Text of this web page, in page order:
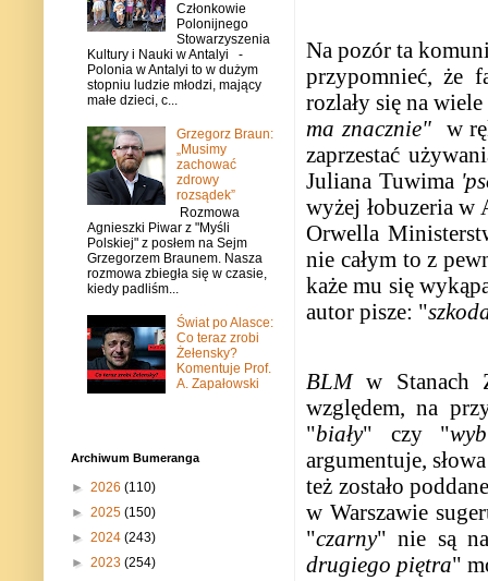
Na pozór ta
przypomnieć, że
rozlały się na
ma znacznie" w
zaprzestać
Juliana Tuwima
wyżej łobuzeria w
Orwella
nie całym to z
każe mu się
autor pisze: "
BLMw Stanach
względem, na
"biały" czy "
argumentuje,
też zostało
w Warszawie
"czarny" nie są
drugiego piętra"
Członkowie
Polonijnego
Stowarzyszenia
Kultury i Nauki w Antalyi -
Polonia w Antalyi to w dużym
stopniu ludzie młodzi, mający
małe dzieci, c...
Grzegorz Braun:
„Musimy
zachować
zdrowy
rozsądek”
Rozmowa
Agnieszki Piwar z "Myśli
Polskiej" z posłem na Sejm
Grzegorzem Braunem. Nasza
rozmowa zbiegła się w czasie,
kiedy padliśm...
Świat po Alasce:
Co teraz zrobi
Żełensky?
Komentuje Prof.
A. Zapałowski
Archiwum Bumeranga
► 2026 (110)
► 2025 (150)
► 2024 (243)
► 2023 (254)